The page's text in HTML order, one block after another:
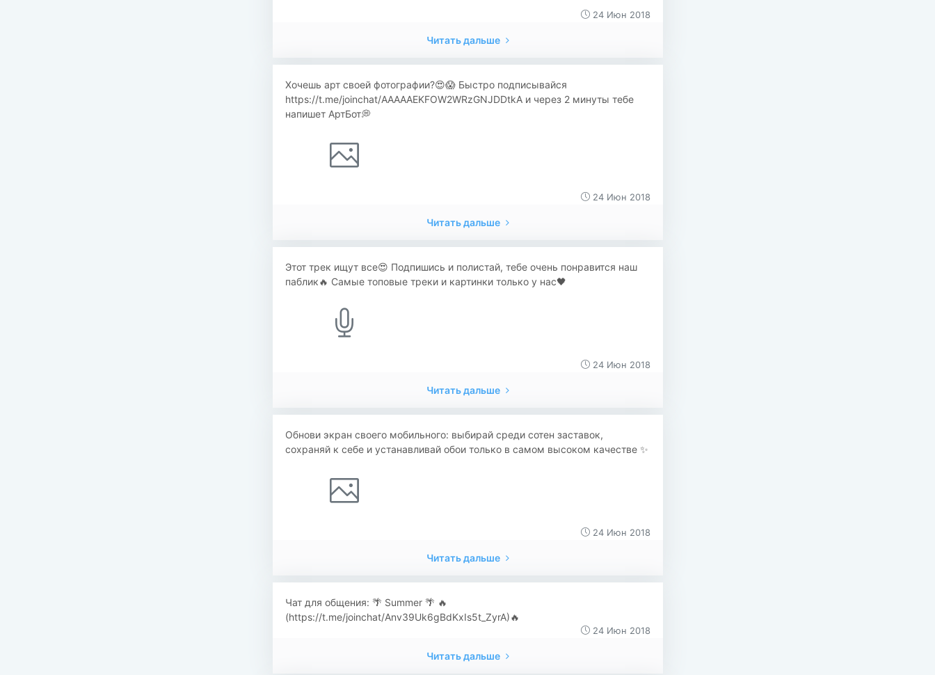
24 Июн 2018
Читать дальше
Хочешь арт своей фотографии?😍😱 Быстро подписывайся
https://t.me/joinchat/AAAAAEKFOW2WRzGNJDDtkA и через 2 минуты тебе
напишет АртБот💭
24 Июн 2018
Читать дальше
Этот трек ищут все😍 Подпишись и полистай, тебе очень понравится наш
паблик🔥 Самые топовые треки и картинки только у нас🖤
24 Июн 2018
Читать дальше
Обнови экран своего мобильного: выбирай среди сотен заставок,
сохраняй к себе и устанавливай обои только в самом высоком качестве ✨
24 Июн 2018
Читать дальше
Чат для общения: 🌴 Summer 🌴 🔥
(https://t.me/joinchat/Anv39Uk6gBdKxIs5t_ZyrA)🔥
24 Июн 2018
Читать дальше